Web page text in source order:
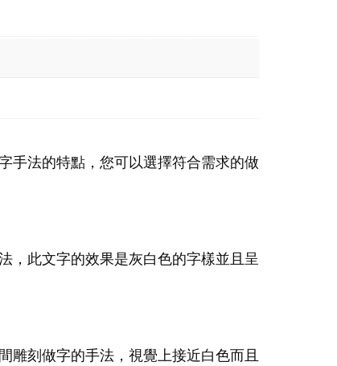
手法的特點，您可以選擇符合需求的做
，此文字的效果是灰白色的字樣並且呈
雕刻做字的手法，視覺上接近白色而且